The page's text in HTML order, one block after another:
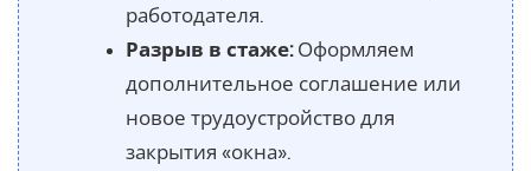
работодателя.
Разрыв в стаже:Оформляем
дополнительное соглашение или
новое трудоустройство для
закрытия «окна».